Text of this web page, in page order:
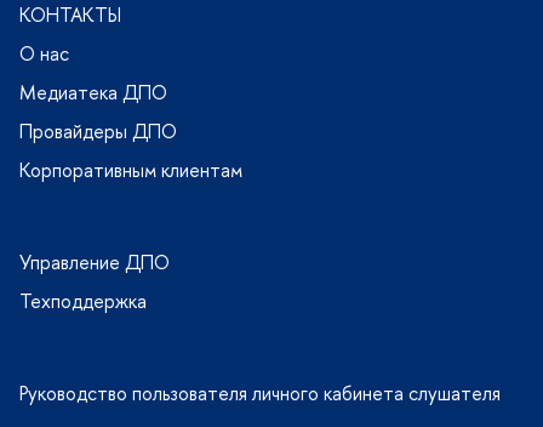
КОНТАКТЫ
О нас
Медиатека ДПО
Провайдеры ДПО
Корпоративным клиентам
Управление ДПО
Техподдержка
Руководство пользователя личного кабинета слушателя